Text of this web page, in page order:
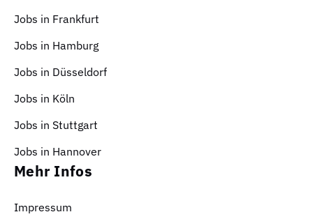
Jobs in Frankfurt
Jobs in Hamburg
Jobs in Düsseldorf
Jobs in Köln
Jobs in Stuttgart
Jobs in Hannover
Mehr Infos
Impressum